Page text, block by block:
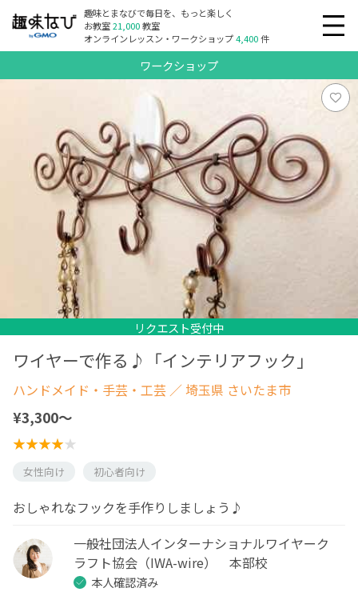
趣味とまなびで毎日を、もっと楽しく
お教室21,000教室
オンラインレッスン・ワークショップ4,400件
ワークショップ
リクエスト受付中
リクエスト受付中
ワイヤーで作る♪「インテリアフック」
ハンドメイド・手芸・工芸 ／ 埼玉県 さいたま市
¥3,300〜
女性向け 初心者向け
おしゃれなフックを手作りしましょう♪
一般社団法人インターナショナルワイヤーク
ラフト協会（IWA-wire） 本部校
本人確認済み